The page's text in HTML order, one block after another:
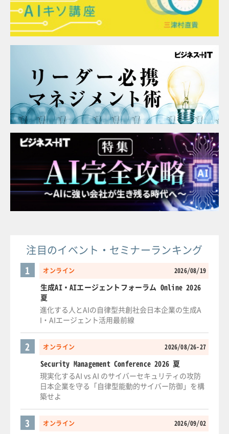
注目のイベント・セミナーランキング
オンライン 2026/08/19
1
生成AI・AIエージェントフォーラム Online 2026
夏
進化する人とAIの自律型共創社会日本企業の生成A
I・AIエージェント活用最前線
オンライン 2026/08/26-27
2
Security Management Conference 2026 夏
現実化するAI vs AI のサイバーセキュリティの攻防
日本企業を守る「自律型能動的サイバー防御」を構
築せよ
オンライン 2026/09/02
3